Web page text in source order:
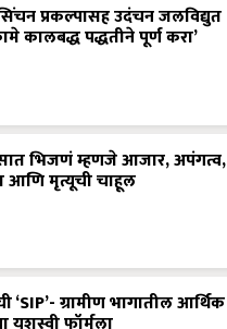
प्रकल्पासह उदंचन जलविद्युत
कालबद्ध पद्धतीने पूर्ण करा’
भिजणं म्हणजे आजार, अपंगत्व,
आणि मृत्यूची चाहूल
‘SIP’- ग्रामीण भागातील आर्थिक